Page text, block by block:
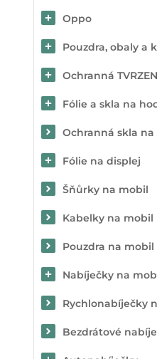
Oppo
Pouzdra, obaly a
Ochranná
Fólie a skla na
Ochranná skla
Fólie na displej
Šňůrky na mobil
Kabelky na mobil
Pouzdra na
Nabíječky na
Rychlonabíječky
Bezdrátové